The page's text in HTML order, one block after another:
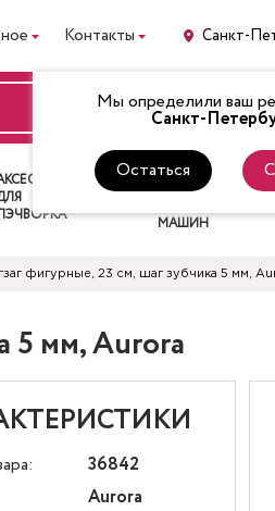
Контакты Санкт-
Мы определили ваш
Санкт-
Остаться
ВХОД
ЛАПКИ
ДЛЯ
МАШИН
фигурные, 23 см, шаг зубчика 5 мм,
5 мм, Aurora
36842
Aurora